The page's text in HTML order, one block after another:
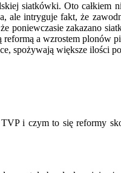
siatkówki. Oto całkiem
ale intryguje fakt, że
poniewczasie zakazano
a wzrostem plonów
spożywają większe ilości
i czym to się reformy